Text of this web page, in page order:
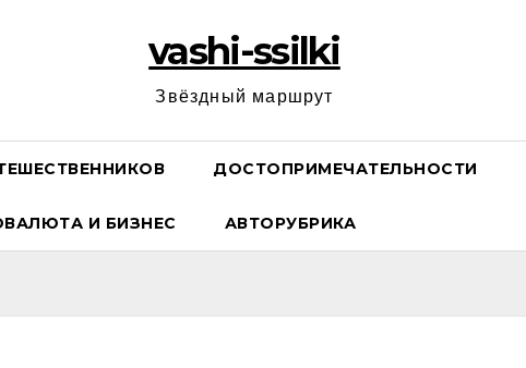
vashi-ssilki
Звёздный маршрут
ДОСТОПРИМЕЧАТЕЛЬНОСТИ
И БИЗНЕС АВТОРУБРИКА